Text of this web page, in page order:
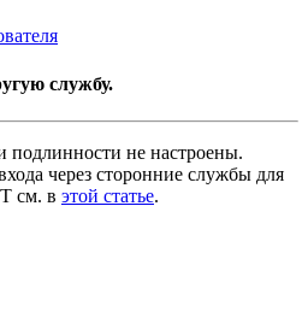
службу.
не настроены.
через сторонние службы для
см. в этой статье.